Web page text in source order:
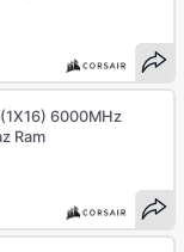
6000MHz
Ram